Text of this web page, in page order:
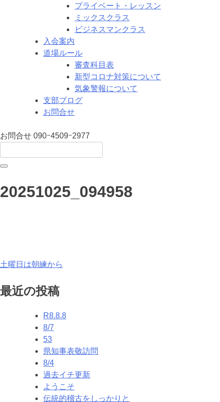
プライベート・レッスン
ミックスクラス
ビジネスマンクラス
入会案内
道場ルール
審査科目表
新型コロナ対策について
気象警報について
支部ブログ
お問合せ
お問合せ 090ｰ4509ｰ2977
20251025_094958
投
稿
土曜日は朝練から
最近の投稿
R8.8.8
8/7
53
県知事表敬訪問
8/4
過去イチ更新
ようこそ
伝統的稽古をしっかりと